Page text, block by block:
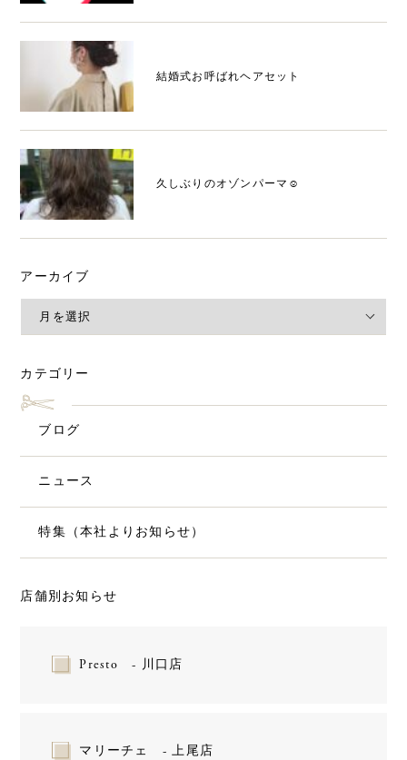
結婚式お呼ばれヘアセット
久しぶりのオゾンパーマ☺️
アーカイブ
カテゴリー
ブログ
ニュース
特集（本社よりお知らせ）
店舗別お知らせ
Presto - 川口店
マリーチェ - 上尾店